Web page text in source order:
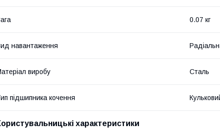
0.07 кг
навантаження
виробу Сталь
підшипника кочення
характеристики